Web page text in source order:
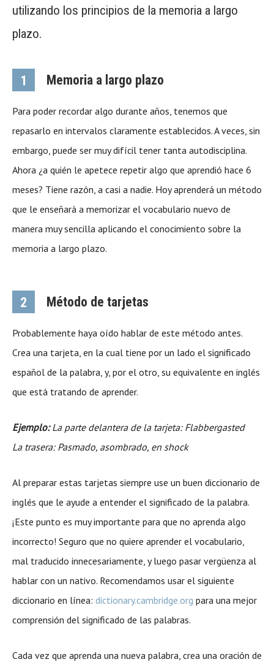
utilizando los principios de la memoria a largo
plazo.
1 Memoria a largo plazo
Para poder recordar algo durante años, tenemos que
repasarlo en intervalos claramente establecidos. A veces, sin
embargo, puede ser muy difícil tener tanta autodisciplina.
Ahora ¿a quién le apetece repetir algo que aprendió hace 6
meses? Tiene razón, a casi a nadie. Hoy aprenderá un método
que le enseñará a memorizar el vocabulario nuevo de
manera muy sencilla aplicando el conocimiento sobre la
memoria a largo plazo.
2 Método de tarjetas
Probablemente haya oído hablar de este método antes.
Crea una tarjeta, en la cual tiene por un lado el significado
español de la palabra, y, por el otro, su equivalente en inglés
que está tratando de aprender.
Ejemplo:La parte delantera de la tarjeta: Flabbergasted
La trasera: Pasmado, asombrado, en shock
Al preparar estas tarjetas siempre use un buen diccionario de
inglés que le ayude a entender el significado de la palabra.
¡Este punto es muy importante para que no aprenda algo
incorrecto! Seguro que no quiere aprender el vocabulario,
mal traducido innecesariamente, y luego pasar vergüenza al
hablar con un nativo. Recomendamos usar el siguiente
diccionario en línea: dictionary.cambridge.org para una mejor
comprensión del significado de las palabras.
Cada vez que aprenda una nueva palabra, crea una oración de